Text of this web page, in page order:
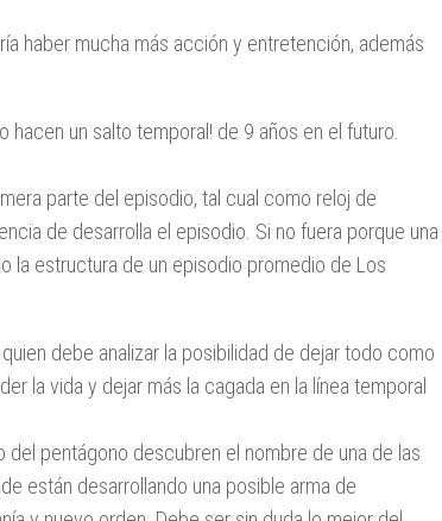
haber mucha más acción y entretención, además
un salto temporal! de 9 años en el futuro.
parte del episodio, tal cual como reloj de
de desarrolla el episodio. Si no fuera porque una
la estructura de un episodio promedio de Los
quien debe analizar la posibilidad de dejar todo como
la vida y dejar más la cagada en la línea temporal
del pentágono descubren el nombre de una de las
están desarrollando una posible arma de